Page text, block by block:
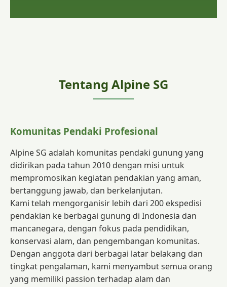
Tentang Alpine SG
Komunitas Pendaki Profesional
Alpine SG adalah komunitas pendaki gunung yang
didirikan pada tahun 2010 dengan misi untuk
mempromosikan kegiatan pendakian yang aman,
bertanggung jawab, dan berkelanjutan.
Kami telah mengorganisir lebih dari 200 ekspedisi
pendakian ke berbagai gunung di Indonesia dan
mancanegara, dengan fokus pada pendidikan,
konservasi alam, dan pengembangan komunitas.
Dengan anggota dari berbagai latar belakang dan
tingkat pengalaman, kami menyambut semua orang
yang memiliki passion terhadap alam dan